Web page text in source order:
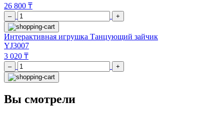
26 800 ₸
– +
Интерактивная игрушка Танцующий зайчик
YJ3007
3 020 ₸
– +
Вы смотрели